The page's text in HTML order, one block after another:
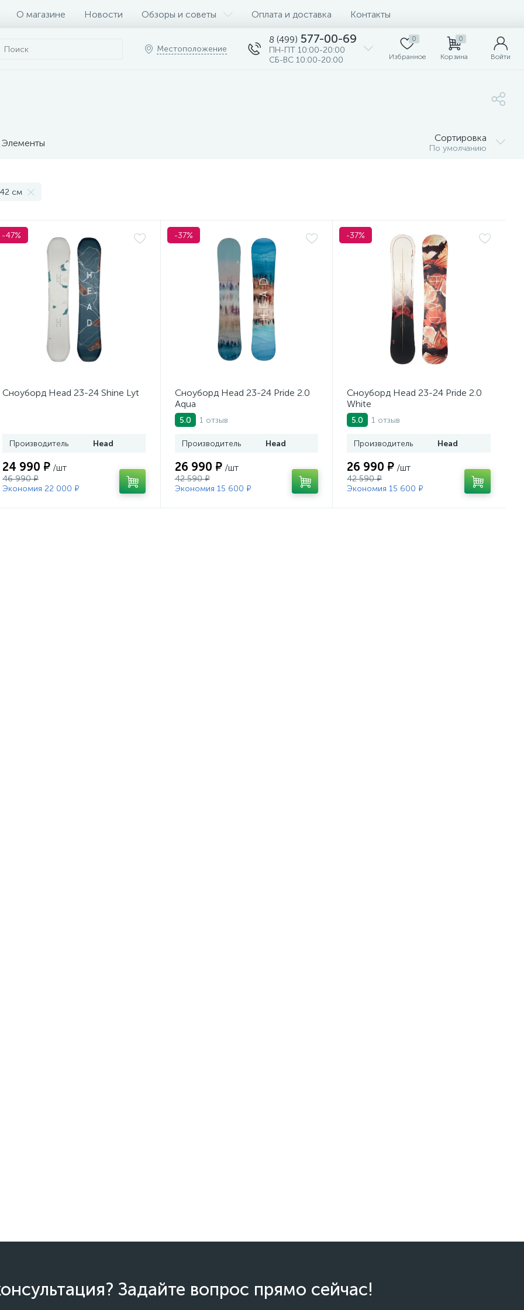
О магазине Новости Обзоры и советы Оплата и доставка Контакты
Местоположение
8 (499) 577-00-69
ПН-ПТ 10:00-20:00
СБ-ВС 10:00-20:00
0
Избранное
0
Корзина Войти
Элементы Сортировка
По умолчанию
см
-47%
Сноуборд Head 23-24 Shine Lyt
Производитель Head
24 990 ₽ /шт
46 990 ₽
Экономия 22 000 ₽
-37%
Сноуборд Head 23-24 Pride 2.0
Aqua
5.0 1 отзыв
Производитель Head
26 990 ₽ /шт
42 590 ₽
Экономия 15 600 ₽
-37%
Сноуборд Head 23-24 Pride 2.0
White
5.0 1 отзыв
Производитель Head
26 990 ₽ /шт
42 590 ₽
Экономия 15 600 ₽
Задайте вопрос прямо сейчас!